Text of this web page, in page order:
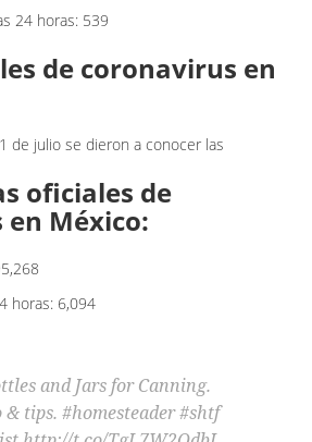
24 horas: 539
de coronavirus en
de julio se dieron a conocer las
oficiales de
México:
horas: 6,094
and Jars for Canning.
tips. #homesteader #shtf